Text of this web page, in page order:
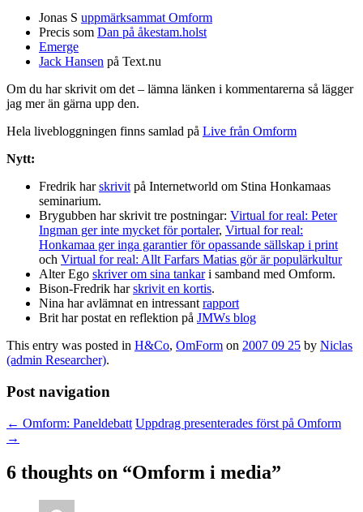
Jonas S uppmärksammat Omform
Precis som Dan på åkestam.holst
Emerge
Jack Hansen på Text.nu
Om du har skrivit om det – lämna länken i kommentarerna så lägger
jag mer än gärna upp den.
Hela livebloggningen finns samlad på Live från Omform
Nytt:
Fredrik harskrivit på Internetworld om Stina Honkamaas
seminarium.
Brygubben har skrivit tre postningar: Virtual for real: Peter
Ingman ger inte mycket för portaler, Virtual for real:
Honkamaa ger inga garantier för opassande sällskap i print
och Virtual for real: Allt Farfars Matias gör är populärkultur
Alter Ego skriver om sina tankari samband med Omform.
Bison-Fredrik harskrivit en kortis.
Nina har avlämnat en intressant rapport
Brit har postat en reflektion på JMWs blog
This entry was posted in H&Co, OmForm on 2007 09 25 by Niclas
(admin Researcher).
Post navigation
← Omform: Paneldebatt Uppdrag presenterades först på Omform
→
6 thoughts on “Omform i media”